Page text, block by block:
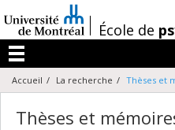
au
contenu
/École de
Menu
Accueil La recherche Thèses et
Thèses et